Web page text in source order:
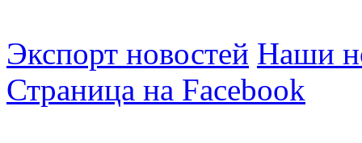
Экспорт новостей Наши
Страница на Facebook